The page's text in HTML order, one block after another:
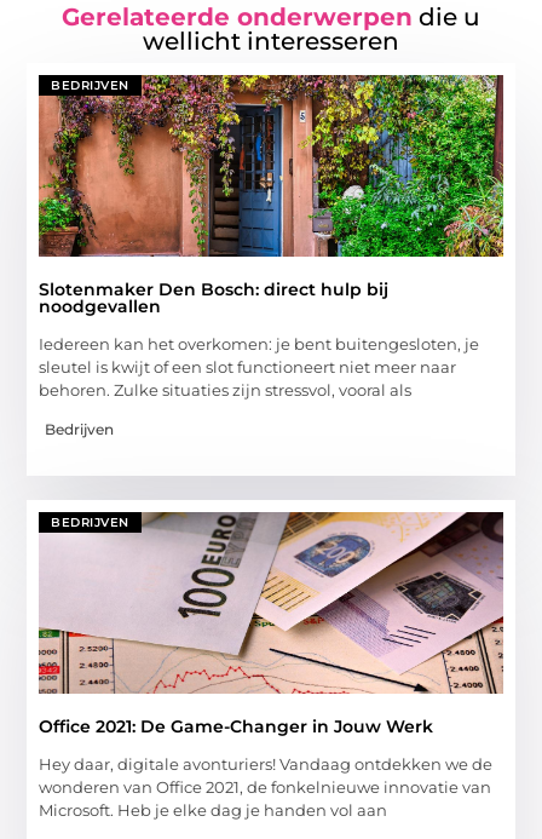
Gerelateerde onderwerpen die u
wellicht interesseren
BEDRIJVEN
Slotenmaker Den Bosch: direct hulp bij
noodgevallen
Iedereen kan het overkomen: je bent buitengesloten, je
sleutel is kwijt of een slot functioneert niet meer naar
behoren. Zulke situaties zijn stressvol, vooral als
Bedrijven
BEDRIJVEN
Office 2021: De Game-Changer in Jouw Werk
Hey daar, digitale avonturiers! Vandaag ontdekken we de
wonderen van Office 2021, de fonkelnieuwe innovatie van
Microsoft. Heb je elke dag je handen vol aan